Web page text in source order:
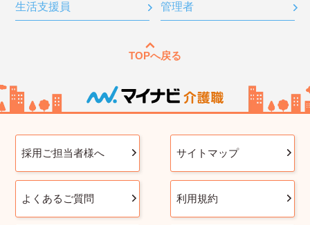
生活支援員 管理者
TOPへ戻る
採用ご担当者様へ サイトマップ
よくあるご質問 利用規約